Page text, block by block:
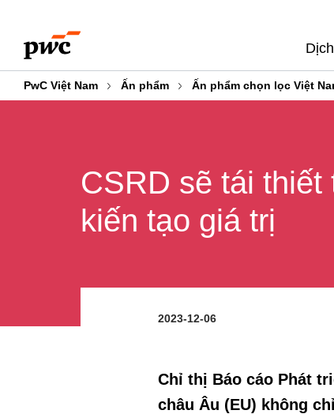
content
footer
PwC Việt Nam Ấn phẩm Ấn phẩm chọn lọc Việt
CSRD sẽ tái thiết
kiến tạo giá trị
2023-12-06
Chỉ thị Báo cáo Phát
châu Âu (EU) không